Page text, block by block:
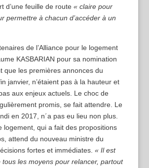
d’une feuille de route « claire pour
permettre à chacun d’accéder à un
de l’Alliance pour le logement
KASBARIAN pour sa nomination
que les premières annonces du
janvier, n’étaient pas à la hauteur et
aux enjeux actuels. Le choc de
promis, se fait attendre. Le
en 2017, n´a pas eu lieu non plus.
logement, qui a fait des propositions
attend du nouveau ministre du
fortes et immédiates. « Il est
les moyens pour relancer, partout